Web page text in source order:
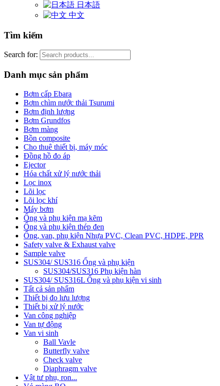
日本語
中文
Tìm kiếm
Search for:
Danh mục sản phẩm
Bơm cấp Ebara
Bơm chìm nước thải Tsurumi
Bơm định lượng
Bơm Grundfos
Bơm màng
Bồn composite
Cho thuê thiết bị, máy móc
Đồng hồ đo áp
Ejector
Hóa chất xử lý nước thải
Lọc inox
Lõi lọc
Lõi lọc khí
Máy bơm
Ống và phụ kiện mạ kẽm
Ống và phụ kiện thép đen
Ống, van, phụ kiện Nhựa PVC, Clean PVC, HDPE, PPR
Safety valve & Exhaust valve
Sample valve
SUS304/ SUS316 Ống và phụ kiện
SUS304/SUS316 Phụ kiện hàn
SUS304/ SUS316L Ống và phụ kiện vi sinh
Tất cả sản phẩm
Thiết bị đo lưu lượng
Thiết bị xử lý nước
Van công nghiệp
Van tự động
Van vi sinh
Ball Vavle
Butterfly valve
Check valve
Diaphragm valve
Vật tư phụ, ron...